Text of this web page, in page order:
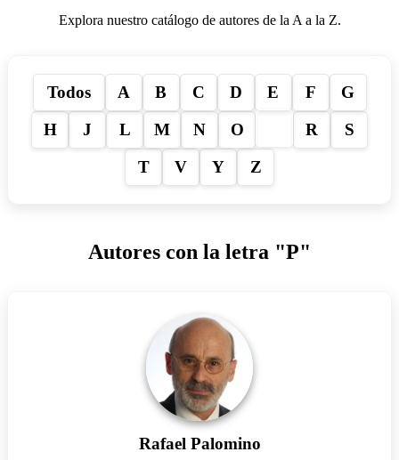
Explora nuestro catálogo de autores de la A a la Z.
Todos A B C D E F
G
H
J L M N O R
S
T
V Y Z
Autores con la letra "P"
Rafael Palomino